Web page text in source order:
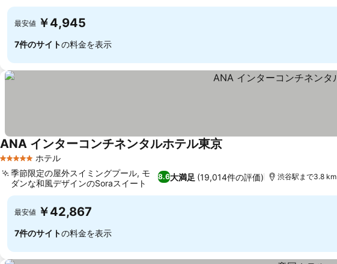
最安値 ￥4,945
7件のサイトの料金を表示
5 ホテルのランク
ホテル
ANA インターコンチネンタルホテル東京料金を表示
8.6大満足 (19,014件の評価)
季節限定の屋外スイミングプール, モ
ダンな和風デザインのSoraスイート
渋谷駅まで3.8 km
最安値 ￥42,867
7件のサイトの料金を表示